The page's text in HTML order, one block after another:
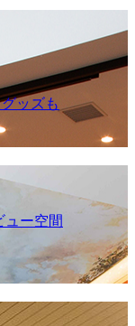
ッズも
ュー空間